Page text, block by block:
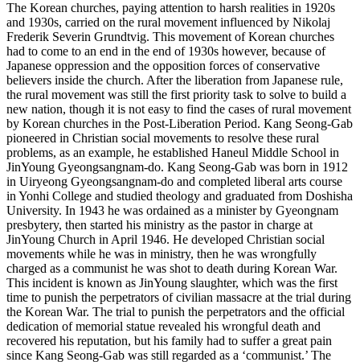
The Korean churches, paying attention to harsh realities in 1920s
and 1930s, carried on the rural movement influenced by Nikolaj
Frederik Severin Grundtvig. This movement of Korean churches
had to come to an end in the end of 1930s however, because of
Japanese oppression and the opposition forces of conservative
believers inside the church. After the liberation from Japanese rule,
the rural movement was still the first priority task to solve to build a
new nation, though it is not easy to find the cases of rural movement
by Korean churches in the Post-Liberation Period. Kang Seong-Gab
pioneered in Christian social movements to resolve these rural
problems, as an example, he established Haneul Middle School in
JinYoung Gyeongsangnam-do. Kang Seong-Gab was born in 1912
in Uiryeong Gyeongsangnam-do and completed liberal arts course
in Yonhi College and studied theology and graduated from Doshisha
University. In 1943 he was ordained as a minister by Gyeongnam
presbytery, then started his ministry as the pastor in charge at
JinYoung Church in April 1946. He developed Christian social
movements while he was in ministry, then he was wrongfully
charged as a communist he was shot to death during Korean War.
This incident is known as JinYoung slaughter, which was the first
time to punish the perpetrators of civilian massacre at the trial during
the Korean War. The trial to punish the perpetrators and the official
dedication of memorial statue revealed his wrongful death and
recovered his reputation, but his family had to suffer a great pain
since Kang Seong-Gab was still regarded as a ‘communist.’ The